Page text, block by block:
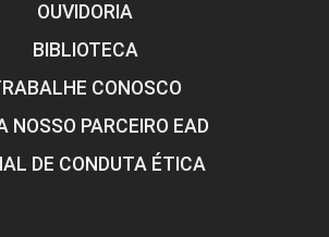
OUVIDORIA
BIBLIOTECA
CONOSCO
NOSSO PARCEIRO EAD
DE CONDUTA ÉTICA